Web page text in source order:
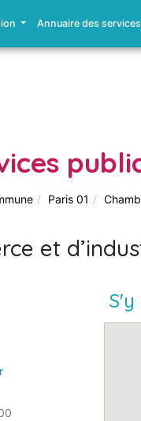
Annuaire des
Paris 01
et